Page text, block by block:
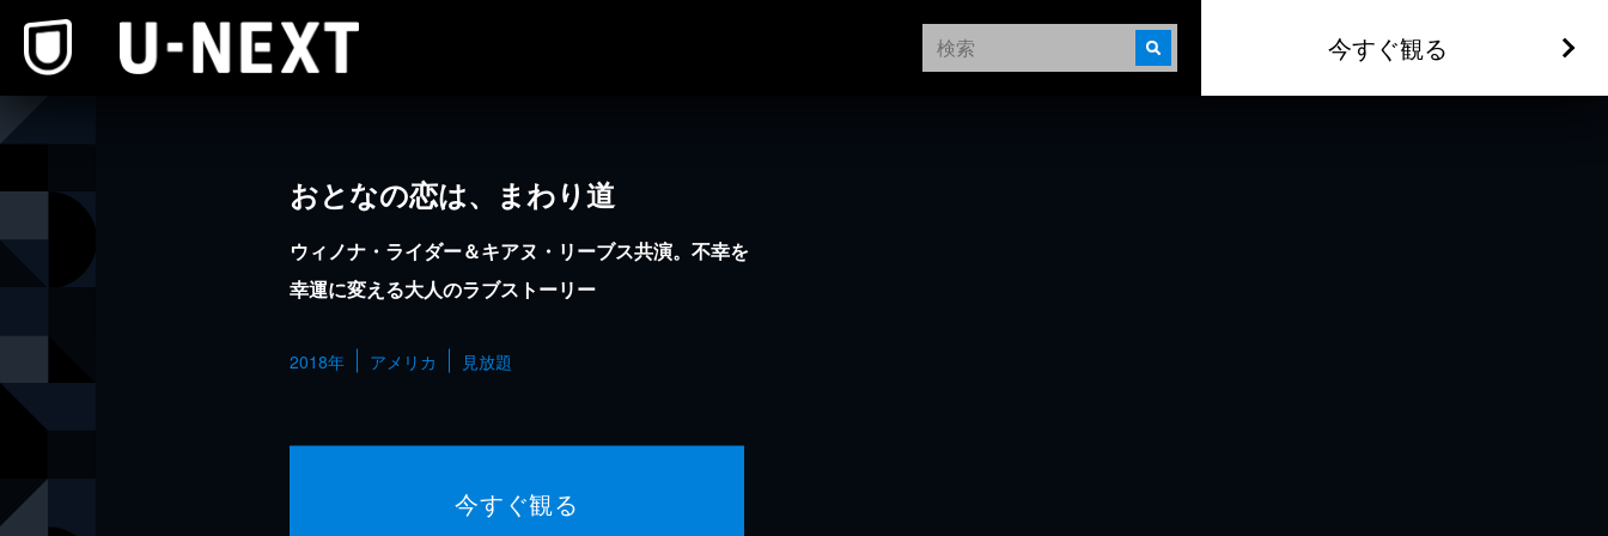
今すぐ観る
おとなの恋は、まわり道
ウィノナ・ライダー＆キアヌ・リーブス共演。不幸を
幸運に変える大人のラブストーリー
2018年 アメリカ 見放題
今すぐ観る